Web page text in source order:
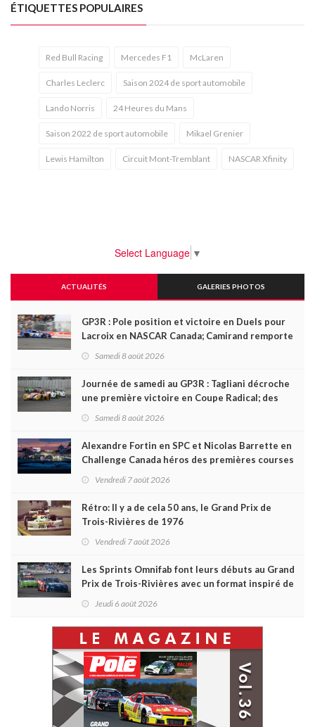
ÉTIQUETTES POPULAIRES
Red Bull Racing Mercedes F1 McLaren
Charles Leclerc Saison 2024 de sport automobile
Lando Norris 24 Heures du Mans
Saison 2022 de sport automobile Mikael Grenier
Lewis Hamilton Circuit Mont-Tremblant NASCAR Xfinity
Select Language ▼
ACTUALITÉS GALERIES PHOTOS
GP3R : Pole position et victoire en Duels pour
Lacroix en NASCAR Canada; Camirand remporte
Samedi 8 août 2026
Journée de samedi au GP3R : Tagliani décroche
une première victoire en Coupe Radical; des
Samedi 8 août 2026
Alexandre Fortin en SPC et Nicolas Barrette en
Challenge Canada héros des premières courses
Vendredi 7 août 2026
Rétro: Il y a de cela 50 ans, le Grand Prix de
Trois-Rivières de 1976
Vendredi 7 août 2026
Les Sprints Omnifab font leurs débuts au Grand
Prix de Trois-Rivières avec un format inspiré de
Jeudi 6 août 2026